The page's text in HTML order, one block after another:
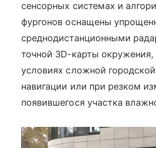
сенсорных системах и
фургонов оснащены
среднодистанционными
точной 3D-карты
условиях сложной
навигации или при резком
появившегося участка